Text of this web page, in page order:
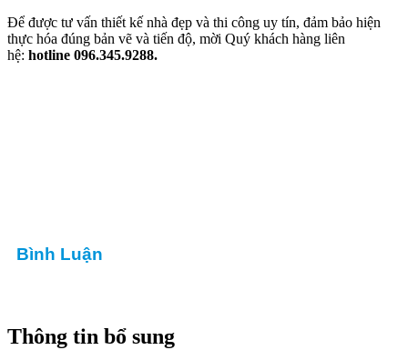
Để được tư vấn thiết kế nhà đẹp và thi công uy tín, đảm bảo hiện
thực hóa đúng bản vẽ và tiến độ, mời Quý khách hàng liên
hệ: hotline 096.345.9288.
Bình Luận
Thông tin bổ sung